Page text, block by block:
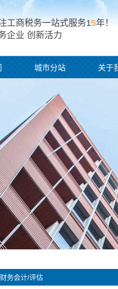
工商税务一站式服务15年！
企业 创新活力
城市分站 关于
务会计/评估